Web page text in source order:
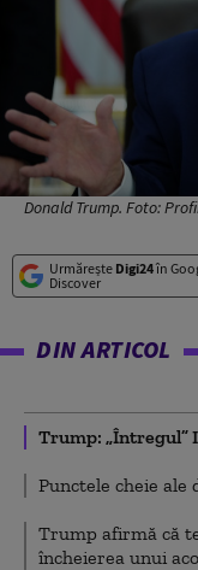
Donald Trump. Foto:
Urmărește Digi24în
Discover
DIN ARTICOL
Trump: „Întregul”
Punctele cheie
Trump afirmă că
încheierea unui